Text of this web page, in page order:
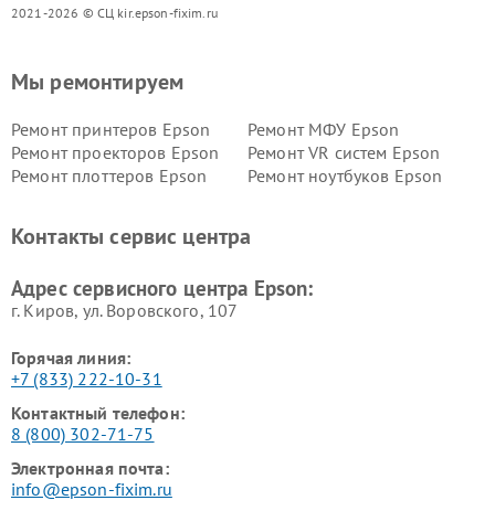
2021-2026 © СЦ kir.epson-fixim.ru
Мы ремонтируем
Ремонт принтеров Epson
Ремонт МФУ Epson
Ремонт проекторов Epson
Ремонт VR систем Epson
Ремонт плоттеров Epson
Ремонт ноутбуков Epson
Контакты сервис центра
Адрес сервисного центра Epson:
г. Киров, ул. Воровского, 107
Горячая линия:
+7 (833) 222-10-31
Контактный телефон:
8 (800) 302-71-75
Электронная почта:
info@epson-fixim.ru